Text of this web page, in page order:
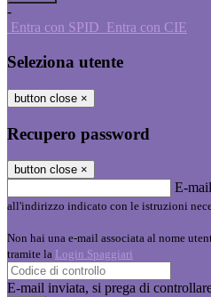
-
Entra con SPID Entra con CIE
Seleziona utente
button close ×
Recupero password
button close ×
E-mail
all'indirizzo indicato con le istruzioni
Non hai una e-mail associata al nome
tramite la Login Spaggiari
E-mail inviata, si prega di